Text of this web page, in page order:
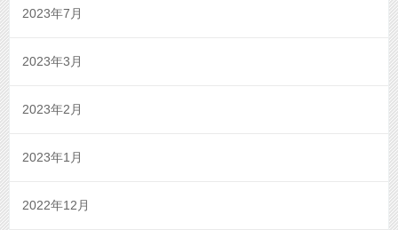
2023年7月
2023年3月
2023年2月
2023年1月
2022年12月